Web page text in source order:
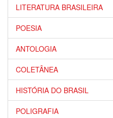
LITERATURA BRASILEIRA
POESIA
ANTOLOGIA
COLETÂNEA
HISTÓRIA DO BRASIL
POLIGRAFIA